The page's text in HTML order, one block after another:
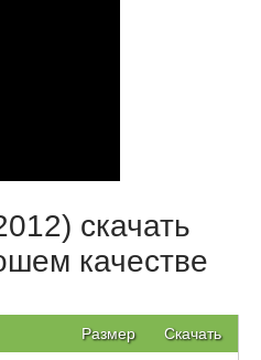
скачать
качестве
Размер Скачать